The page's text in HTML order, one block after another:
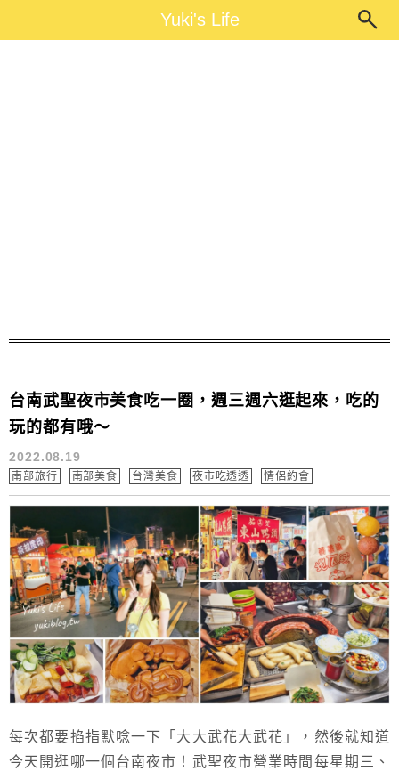
Yuki's LifeYuki's Life
台南武聖夜市美食吃一圈，週三週六逛起來，吃的
玩的都有哦～
2022.08.19
南部旅行 南部美食 台灣美食 夜市吃透透 情侶約會
每次都要掐指默唸一下「大大武花大武花」，然後就知道
今天開逛哪一個台南夜市！武聖夜市營業時間每星期三、